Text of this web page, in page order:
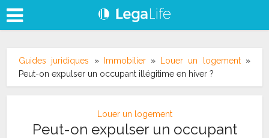
Guides juridiques » Immobilier» Louer un logement»
Peut-on expulser un occupant illégitime en hiver ?
Louer un logement
Peut-on expulser un occupant